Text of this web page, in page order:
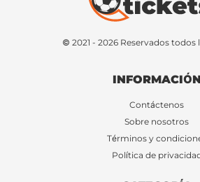
© 2021 - 2026 Reservados todos
INFORMACIÓN
Contáctenos
Sobre nosotros
Términos y
Política de